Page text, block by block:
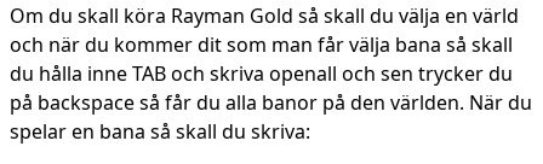
Om du skall köra Rayman Gold så skall du välja en värld
och när du kommer dit som man får välja bana så skall
du hålla inne TAB och skriva openall och sen trycker du
på backspace så får du alla banor på den världen. När du
spelar en bana så skall du skriva: